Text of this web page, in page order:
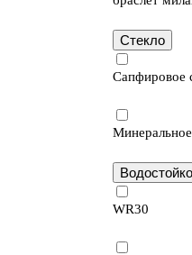
Стекло
Сапфировое
Минеральное
WR30